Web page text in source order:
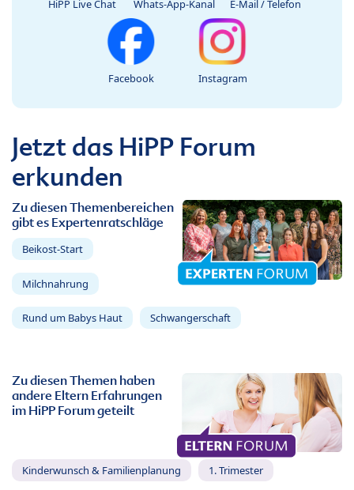
HiPP Live Chat Whats-App-Kanal E-Mail / Telefon
Facebook Instagram
Jetzt das HiPP Forum
erkunden
Zu diesen Themenbereichen
gibt es Expertenratschläge
Beikost-Start
Milchnahrung
Rund um Babys Haut Schwangerschaft
Zu diesen Themen haben
andere Eltern Erfahrungen
im HiPP Forum geteilt
Kinderwunsch & Familienplanung 1. Trimester